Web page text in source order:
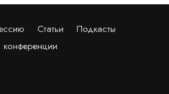
Статьи
Подкасты